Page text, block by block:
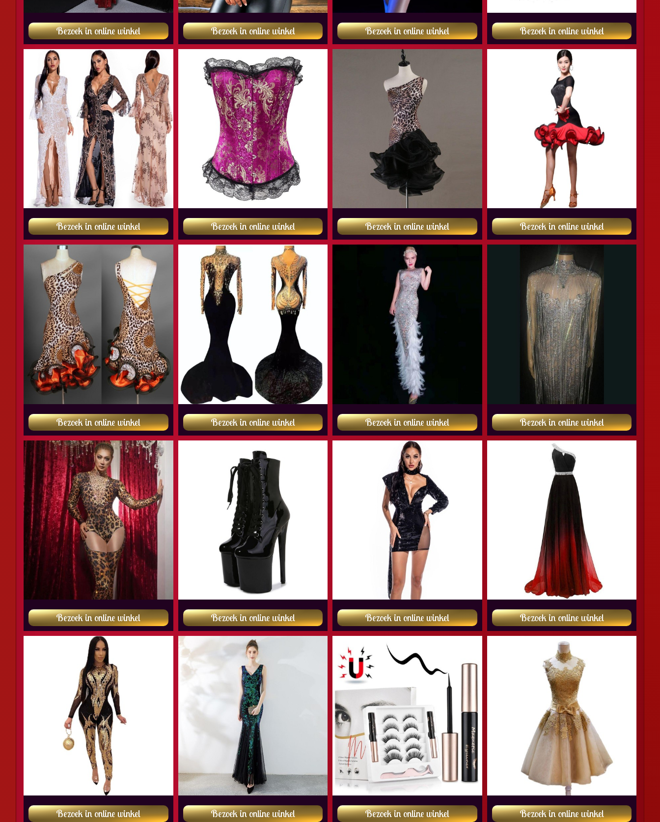
Bezoek in online winkel Bezoek in online winkel Bezoek in online winkel Bezoek in online winkel
Bezoek in online winkel Bezoek in online winkel Bezoek in online winkel Bezoek in online winkel
Bezoek in online winkel Bezoek in online winkel Bezoek in online winkel Bezoek in online winkel
Bezoek in online winkel Bezoek in online winkel Bezoek in online winkel Bezoek in online winkel
Bezoek in online winkel Bezoek in online winkel Bezoek in online winkel Bezoek in online winkel